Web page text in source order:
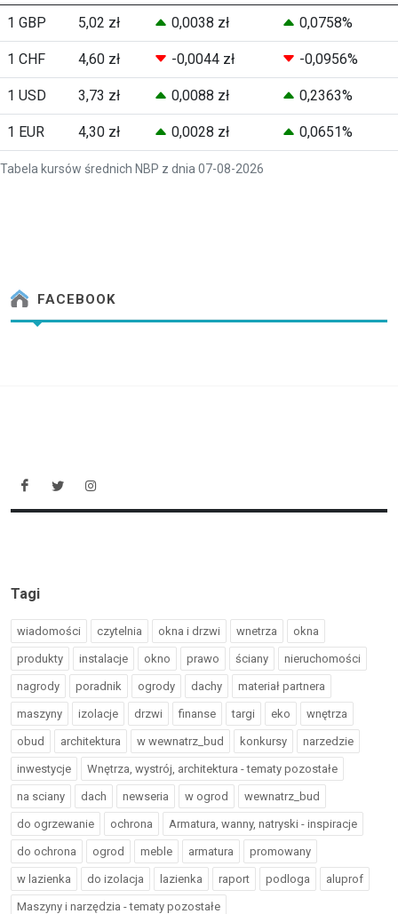
Tabela kursów średnich NBP z dnia 07-08-2026
1 GBP 5,02 zł 0,0038 zł 0,0758%
1 CHF 4,60 zł -0,0044 zł -0,0956%
1 USD 3,73 zł 0,0088 zł 0,2363%
1 EUR 4,30 zł 0,0028 zł 0,0651%
FACEBOOK
Tagi
wiadomości czytelnia okna i drzwi wnetrza okna
produkty instalacje okno prawo ściany nieruchomości
nagrody poradnik ogrody dachy materiał partnera
maszyny izolacje drzwi finanse targi eko wnętrza
obud architektura w wewnatrz_bud konkursy narzedzie
inwestycje Wnętrza, wystrój, architektura - tematy pozostałe
na sciany dach newseria w ogrod wewnatrz_bud
do ogrzewanie ochrona Armatura, wanny, natryski - inspiracje
do ochrona ogrod meble armatura promowany
w lazienka do izolacja lazienka raport podloga aluprof
Maszyny i narzędzia - tematy pozostałe